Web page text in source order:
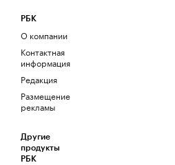
РБК
О компании
Контактная
информация
Редакция
Размещение
рекламы
Другие
продукты
РБК